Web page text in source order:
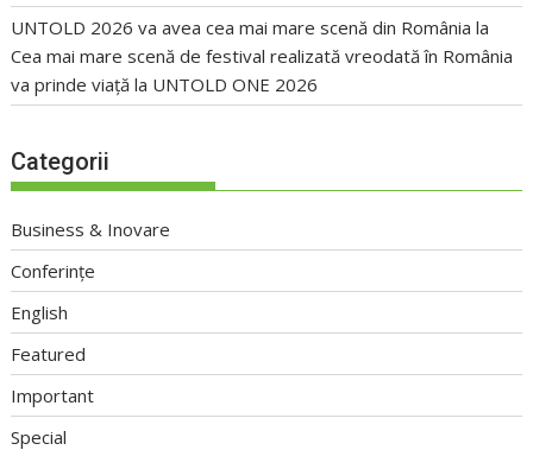
UNTOLD 2026 va avea cea mai mare scenă din România la
Cea mai mare scenă de festival realizată vreodată în România
va prinde viață la UNTOLD ONE 2026
Categorii
Business & Inovare
Conferințe
English
Featured
Important
Special